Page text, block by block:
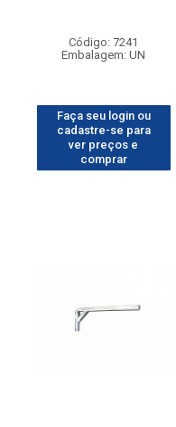
Código: 7241
Embalagem: UN
Faça seu login ou
cadastre-se para
ver preços e
comprar